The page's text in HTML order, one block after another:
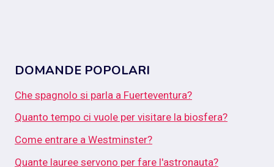
DOMANDE POPOLARI
Che spagnolo si parla a Fuerteventura?
Quanto tempo ci vuole per visitare la biosfera?
Come entrare a Westminster?
Quante lauree servono per fare l'astronauta?